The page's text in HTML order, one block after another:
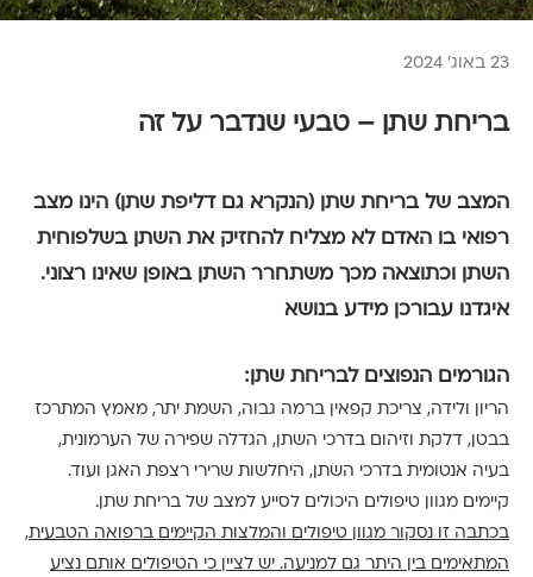
23 באוג׳ 2024
בריחת שתן – טבעי שנדבר על זה
המצב של בריחת שתן (הנקרא גם דליפת שתן) הינו מצב
רפואי בו האדם לא מצליח להחזיק את השתן בשלפוחית
השתן וכתוצאה מכך משתחרר השתן באופן שאינו רצוני.
איגדנו עבורכן מידע בנושא
הגורמים הנפוצים לבריחת שתן:
הריון ולידה, צריכת קפאין ברמה גבוה, השמת יתר, מאמץ המתרכז
בבטן, דלקת וזיהום בדרכי השתן, הגדלה שפירה של הערמונית,
בעיה אנטומית בדרכי השתן, היחלשות שרירי רצפת האגן ועוד.
קיימים מגוון טיפולים היכולים לסייע למצב של בריחת שתן.
בכתבה זו נסקור מגוון טיפולים והמלצות הקיימים ברפואה הטבעית,
המתאימים בין היתר גם למניעה. יש לציין כי הטיפולים אותם נציע